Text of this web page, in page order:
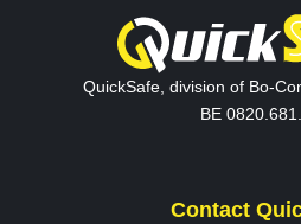
QuickSafe, division of Bo-
BE
Contact